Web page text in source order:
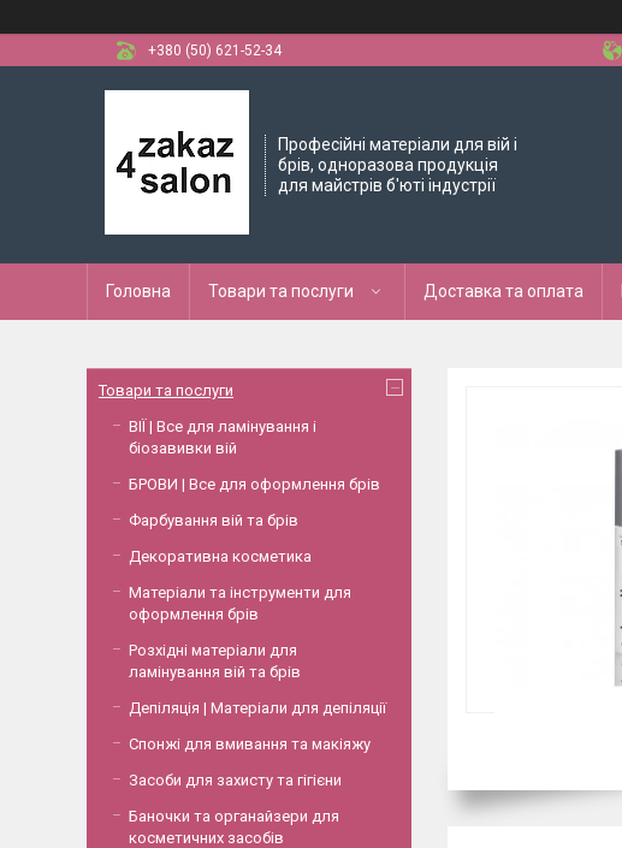
+380 (50) 621-52-34
Професійні матеріали для вій і
брів, одноразова продукція
для майстрів б'юті індустрії
Головна Товари та послуги Доставка та оплата
Товари та послуги
ВІЇ | Все для ламінування і
біозавивки вій
БРОВИ | Все для оформлення брів
Фарбування вій та брів
Декоративна косметика
Матеріали та інструменти для
оформлення брів
Розхідні матеріали для
ламінування вій та брів
Депіляція | Матеріали для депіляції
Спонжі для вмивання та макіяжу
Засоби для захисту та гігієни
Баночки та органайзери для
косметичних засобів